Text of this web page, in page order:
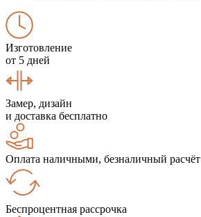
Изготовление
от 5 дней
Замер, дизайн
и доставка бесплатно
Оплата наличными, безналичный расчёт
Беспроцентная рассрочка